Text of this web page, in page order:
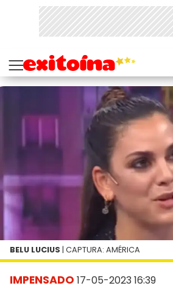
IMPENSADO 17-05-2023 16:39
BELU LUCIUS | CAPTURA: AMÉRICA